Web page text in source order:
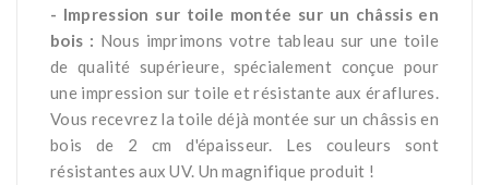
- Impression sur toile montée sur un châssis en
bois : Nous imprimons votre tableau sur une toile
de qualité supérieure, spécialement conçue pour
une impression sur toile et résistante aux éraflures.
Vous recevrez la toile déjà montée sur un châssis en
bois de 2 cm d'épaisseur. Les couleurs sont
résistantes aux UV. Un magnifique produit !